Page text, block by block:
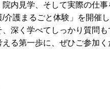
院内見学、そして実際の仕事
介護まるごと体験」を開催
、深く学べてしっかり質問
る第一歩に、ぜひご参加く